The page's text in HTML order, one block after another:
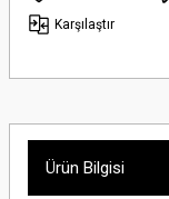
Karşılaştır
Ürün Bilgisi